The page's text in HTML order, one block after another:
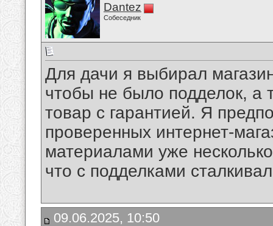
Dantez
Собеседник
Для дачи я выбирал
чтобы не было подделок, а
товар с гарантией. Я
проверенных интернет-
материалами уже
что с подделками
09.06.2025, 10:50